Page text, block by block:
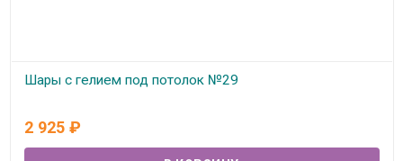
Шары с гелием под потолок №29
2 925 ₽